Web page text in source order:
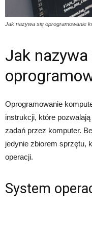
Jak nazywa się oprogramowanie
Jak nazywa
Oprogramowanie
instrukcji, które
zadań przez komputer.
jedynie zbiorem sprzętu,
operacji.
System